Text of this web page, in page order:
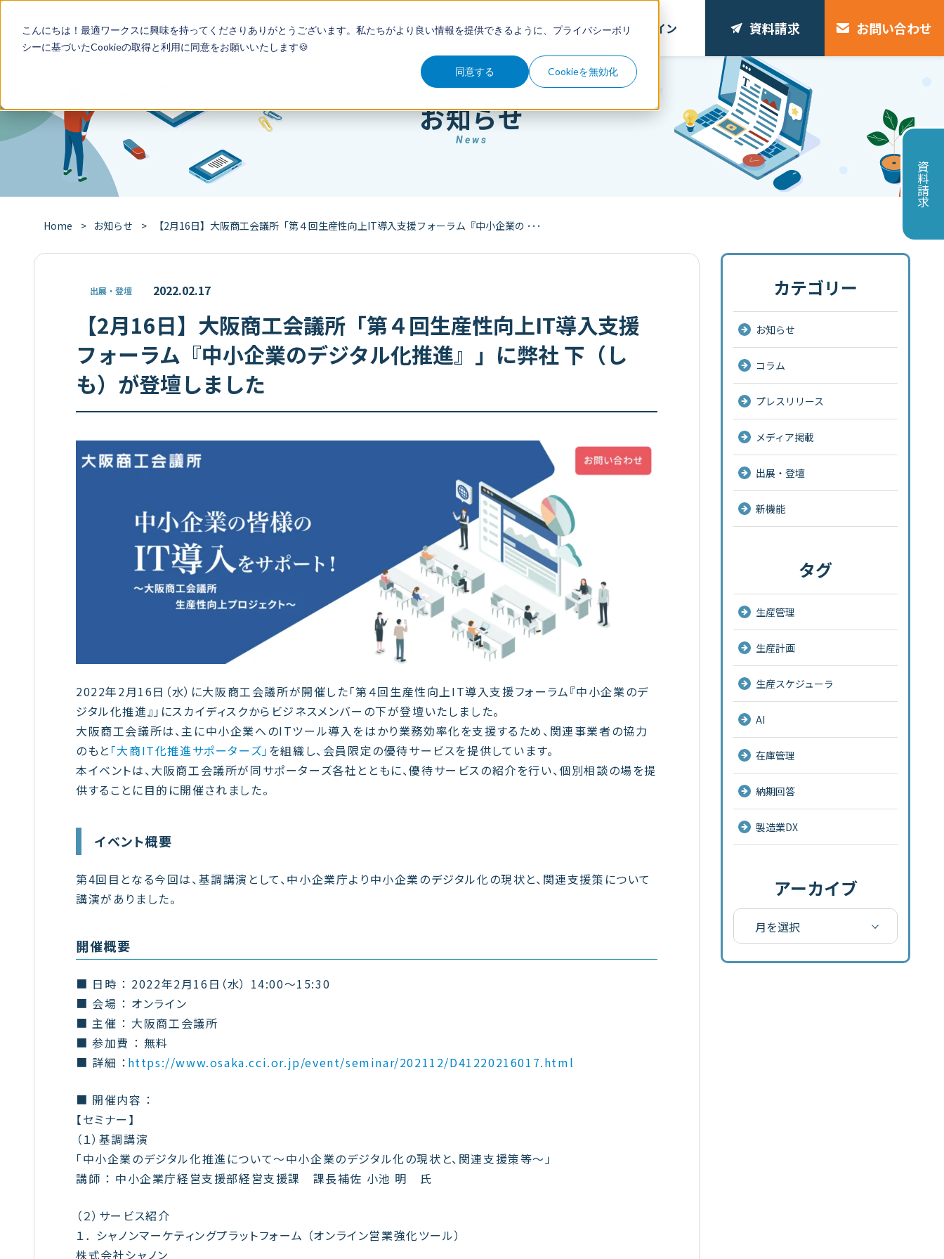
こんにちは！最適ワークスに興味を持ってくださりありがとうございます。私たちがより良い情報を提供できるように、 プライバシーポリ
シーに基づいたCookieの取得と利用に同意をお願いいたします🍪
同意する Cookieを無効化
特徴 導入事例 セミナー コラム お知らせ ログイン 資料請求 お問い合わせ
資料請求
お知らせ
News
Home お知らせ 【2月16日】大阪商工会議所「第４回生産性向上IT導入支援フォーラム『中小企業の ･･･
出展・登壇 2022.02.17
【2月16日】大阪商工会議所「第４回生産性向上IT導入支援
フォーラム『中小企業のデジタル化推進』」に弊社 下（し
も）が登壇しました
2022年2月16日（水）に大阪商工会議所が開催した「第４回生産性向上IT導入支援フォーラム『中小企業のデ
ジタル化推進』」にスカイディスクからビジネスメンバーの下が登壇いたしました。
大阪商工会議所は、主に中小企業へのITツール導入をはかり業務効率化を支援するため、関連事業者の協力
のもと 「大商IT化推進サポーターズ」 を組織し、会員限定の優待サービスを提供しています。
本イベントは、大阪商工会議所が同サポーターズ各社とともに、優待サービスの紹介を行い、個別相談の場を提
供することに目的に開催されました。
イベント概要
第4回目となる今回は、基調講演として、中小企業庁より中小企業のデジタル化の現状と、関連支援策について
講演がありました。
開催概要
■ 日時 ： 2022年2月16日（水） 14:00～15:30
■ 会場 ： オンライン
■ 主催 ： 大阪商工会議所
■ 参加費 ： 無料
■ 詳細 ： https://www.osaka.cci.or.jp/event/seminar/202112/D41220216017.html
■ 開催内容 ：
【セミナー】
（１）基調講演
「中小企業のデジタル化推進について～中小企業のデジタル化の現状と、関連支援策等～」
講師 ： 中小企業庁経営支援部経営支援課 課長補佐 小池 明 氏
（２）サービス紹介
１． シャノンマーケティングプラットフォーム （オンライン営業強化ツール）
株式会社シャノン
カテゴリー
お知らせ
コラム
プレスリリース
メディア掲載
出展・登壇
新機能
タグ
生産管理
生産計画
生産スケジューラ
AI
在庫管理
納期回答
製造業DX
アーカイブ